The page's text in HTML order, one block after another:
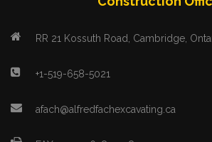
RR 21 Kossuth Road, Cambridge,
+1-519-658-5021
afach@alfredfachexcavating.ca